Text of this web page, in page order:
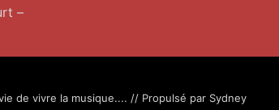
–
de vivre la musique.... // Propulsé par Sydney